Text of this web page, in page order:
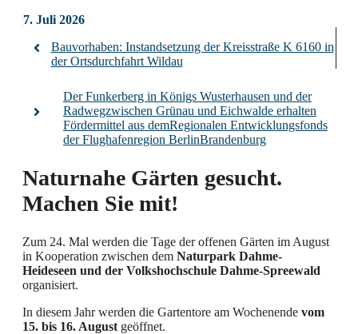
7. Juli 2026
Bauvorhaben: Instandsetzung der Kreisstraße K 6160 in
der Ortsdurchfahrt Wildau
Der Funkerberg in Königs Wusterhausen und der
Radwegzwischen Grünau und Eichwalde erhalten
Fördermittel aus demRegionalen Entwicklungsfonds
der Flughafenregion BerlinBrandenburg
Naturnahe Gärten gesucht.
Machen Sie mit!
Zum 24. Mal werden die Tage der offenen Gärten im August
in Kooperation zwischen dem Naturpark Dahme-
Heideseen und der Volkshochschule Dahme-Spreewald
organisiert.
In diesem Jahr werden die Gartentore am Wochenende vom
15. bis 16. August geöffnet.